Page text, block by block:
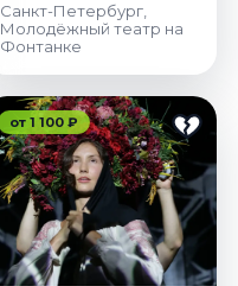
Санкт-Петербург,
Молодёжный театр на
Фонтанке
от 1 100 ₽